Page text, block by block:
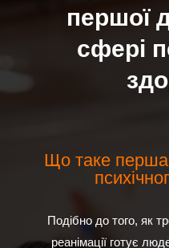
першої
сфері
Що таке перша
Подібно до того, як
реанімації готує